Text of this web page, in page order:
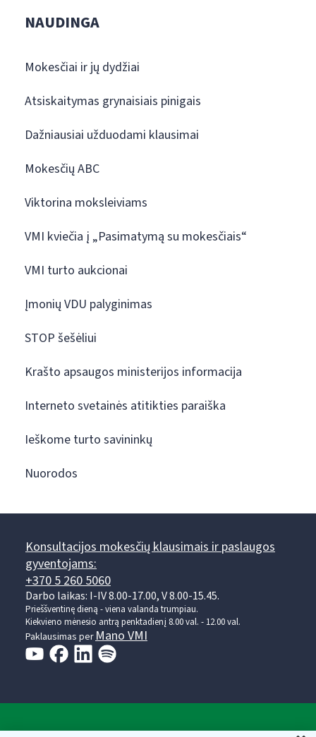
NAUDINGA
Mokesčiai ir jų dydžiai
Atsiskaitymas grynaisiais pinigais
Dažniausiai užduodami klausimai
Mokesčių ABC
Viktorina moksleiviams
VMI kviečia į „Pasimatymą su mokesčiais“
VMI turto aukcionai
Įmonių VDU palyginimas
STOP šešėliui
Krašto apsaugos ministerijos informacija
Interneto svetainės atitikties paraiška
Ieškome turto savininkų
Nuorodos
Konsultacijos mokesčių klausimais ir paslaugos
gyventojams:
+370 5 260 5060
Darbo laikas: I-IV 8.00-17.00, V 8.00-15.45.
Prieššventinę dieną - viena valanda trumpiau.
Kiekvieno mėnesio antrą penktadienį 8.00 val. - 12.00 val.
Paklausimas per Mano VMI